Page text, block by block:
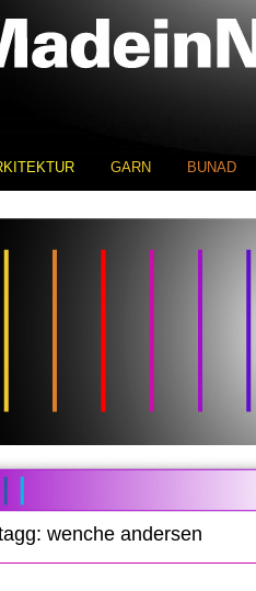
GARN BUNAD
wenche andersen